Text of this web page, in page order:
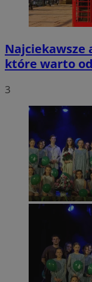
które warto
3